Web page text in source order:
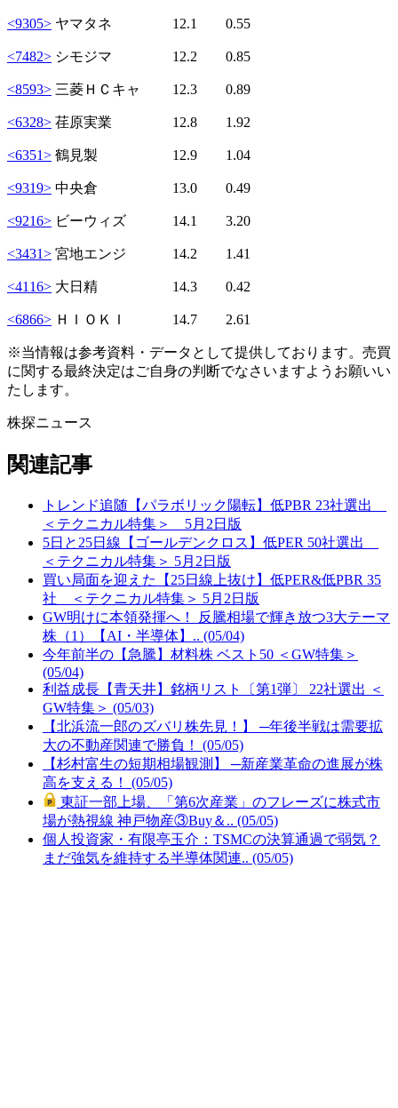
<9305> ヤマタネ 12.1 0.55
<7482> シモジマ 12.2 0.85
<8593> 三菱ＨＣキャ 12.3 0.89
<6328> 荏原実業 12.8 1.92
<6351> 鶴見製 12.9 1.04
<9319> 中央倉 13.0 0.49
<9216> ビーウィズ 14.1 3.20
<3431> 宮地エンジ 14.2 1.41
<4116> 大日精 14.3 0.42
<6866> ＨＩＯＫＩ 14.7 2.61
※当情報は参考資料・データとして提供しております。売買
に関する最終決定はご自身の判断でなさいますようお願いい
たします。
株探ニュース
関連記事
トレンド追随【パラボリック陽転】低PBR 23社選出
＜テクニカル特集＞ 5月2日版
5日と25日線【ゴールデンクロス】低PER 50社選出
＜テクニカル特集＞ 5月2日版
買い局面を迎えた【25日線上抜け】低PER&低PBR 35
社 ＜テクニカル特集＞ 5月2日版
GW明けに本領発揮へ！ 反騰相場で輝き放つ3大テーマ
株（1）【AI・半導体】.. (05/04)
今年前半の【急騰】材料株 ベスト50 ＜GW特集＞
(05/04)
利益成長【青天井】銘柄リスト〔第1弾〕 22社選出 ＜
GW特集＞ (05/03)
【北浜流一郎のズバリ株先見！】 ─年後半戦は需要拡
大の不動産関連で勝負！ (05/05)
【杉村富生の短期相場観測】 ─新産業革命の進展が株
高を支える！ (05/05)
東証一部上場、「第6次産業」のフレーズに株式市
場が熱視線 神戸物産③Buy＆.. (05/05)
個人投資家・有限亭玉介：TSMCの決算通過で弱気？
まだ強気を維持する半導体関連.. (05/05)